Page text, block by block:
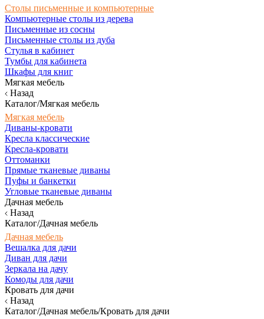
Столы письменные и компьютерные
Компьютерные столы из дерева
Письменные из сосны
Письменные столы из дуба
Стулья в кабинет
Тумбы для кабинета
Шкафы для книг
Мягкая мебель
Назад
Каталог/Мягкая мебель
Мягкая мебель
Диваны-кровати
Кресла классические
Кресла-кровати
Оттоманки
Прямые тканевые диваны
Пуфы и банкетки
Угловые тканевые диваны
Дачная мебель
Назад
Каталог/Дачная мебель
Дачная мебель
Вешалка для дачи
Диван для дачи
Зеркала на дачу
Комоды для дачи
Кровать для дачи
Назад
Каталог/Дачная мебель/Кровать для дачи